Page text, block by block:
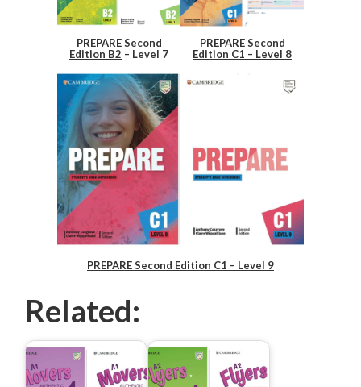
PREPARE Second
Edition B2 – Level 7
PREPARE Second
Edition C1 – Level 8
PREPARE Second Edition C1 – Level 9
Related: